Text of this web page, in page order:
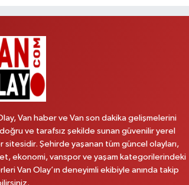
Van haber ve Van son dakika gelişmelerini
doğru ve tarafsız şekilde sunan güvenilir yerel
sitesidir. Şehirde yaşanan tüm güncel olayları,
ekonomi, vanspor ve yaşam kategorilerindeki
Van Olay’ın deneyimli ekibiyle anında takip